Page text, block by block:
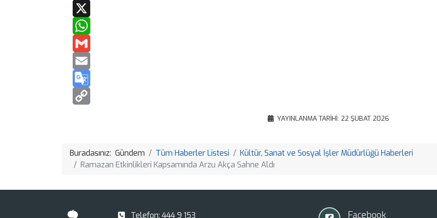
Translate
Copy
YAYINLANMA TARIHI: 22 ŞUBAT 2026
Buradasınız: Gündem Tüm Haberler Listesi
Kültür, Sanat ve Sosyal İşler Müdürlüğü Haberleri
Ramazan Etkinlikleri Kapsamında Arzu Akça Sahne Aldı
Telefon: 444 9 153 Facebook